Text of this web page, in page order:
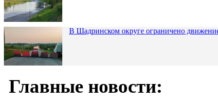
В Шадринском округе ограничено
Главные новости: